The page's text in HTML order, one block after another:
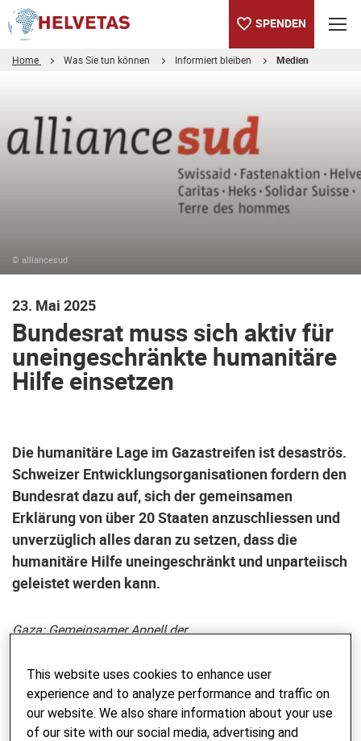
SPENDEN
Home Was Sie tun können Informiert bleiben Medien
© alliancesud
23. Mai 2025
Bundesrat muss sich aktiv für
uneingeschränkte humanitäre
Hilfe einsetzen
Die humanitäre Lage im Gazastreifen ist desaströs.
Schweizer Entwicklungsorganisationen fordern den
Bundesrat dazu auf, sich der gemeinsamen
Erklärung von über 20 Staaten anzuschliessen und
unverzüglich alles daran zu setzen, dass die
humanitäre Hilfe uneingeschränkt und unparteiisch
geleistet werden kann.
Gaza: Gemeinsamer Appell der
Medienmitteilung des entwicklungspolitischen
KompetenzzentrumsAlliance Sud, das von Helvetas und
anderen grossen Schweizer Hilfswerken getragen wird.
This website uses cookies to enhance user
experience and to analyze performance and traffic on
our website. We also share information about your use
of our site with our social media, advertising and